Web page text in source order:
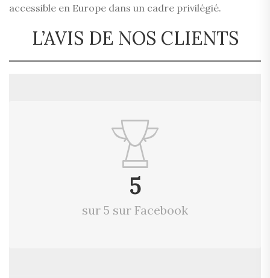
accessible en Europe dans un cadre privilégié.
L’AVIS DE NOS CLIENTS
5
sur 5 sur Facebook